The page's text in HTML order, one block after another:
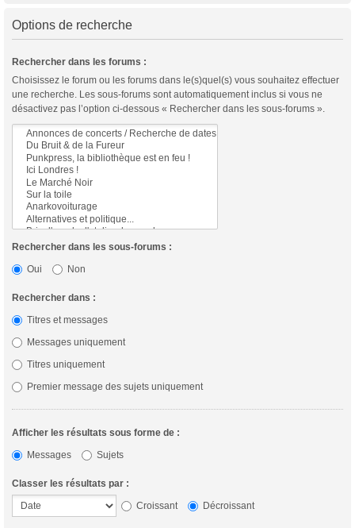
Options de recherche
Rechercher dans les forums :
Choisissez le forum ou les forums dans le(s)quel(s) vous souhaitez effectuer
une recherche. Les sous-forums sont automatiquement inclus si vous ne
désactivez pas l’option ci-dessous « Rechercher dans les sous-forums ».
Rechercher dans les sous-forums :
Oui
Non
Rechercher dans :
Titres et messages
Messages uniquement
Titres uniquement
Premier message des sujets uniquement
Afficher les résultats sous forme de :
Messages
Sujets
Classer les résultats par :
Croissant
Décroissant